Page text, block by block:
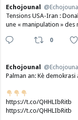
Echojounal @Echojounal
Tensions USA-Iran :
une « manipulation » des
0
Echojounal @Echojounal
Palman an: Kè demokrasi
https://t.co/QHHLIbRitb
https://t.co/QHHLIbRitb